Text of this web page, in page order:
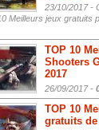
23/10/2017 -
Meilleurs jeux gratuits
TOP 10
Shooters
2017
26/09/2017 -
TOP 10
gratuits de